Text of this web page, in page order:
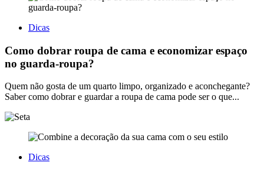
Dicas
Como dobrar roupa de cama e economizar espaço
no guarda-roupa?
Quem não gosta de um quarto limpo, organizado e aconchegante?
Saber como dobrar e guardar a roupa de cama pode ser o que...
Dicas